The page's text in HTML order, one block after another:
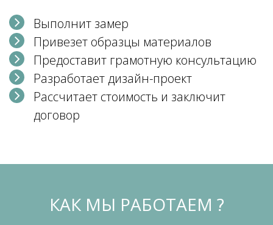
Выполнит замер
Привезет образцы материалов
Предоставит грамотную консультацию
Разработает дизайн-проект
Рассчитает стоимость и заключит
договор
КАК МЫ РАБОТАЕМ ?